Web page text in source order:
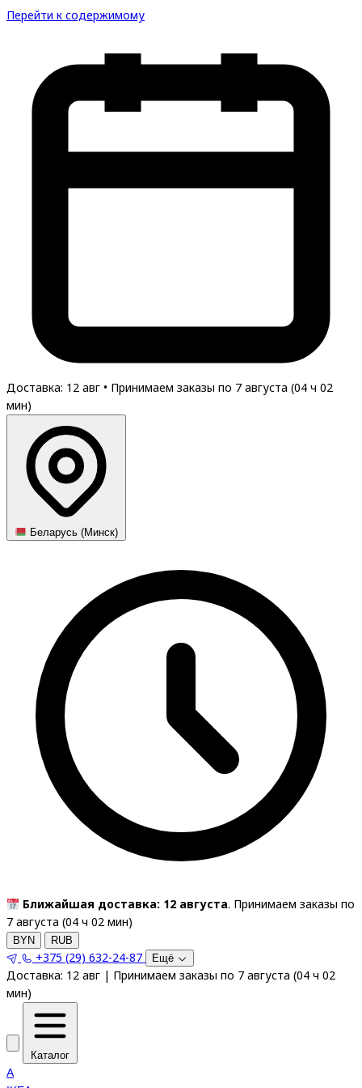
Перейти к содержимому
Доставка: 12 авг • Принимаем заказы по 7 августа (04 ч 02
мин)
Беларусь (Минск)
Ближайшая доставка: 12 августа. Принимаем заказы по
7 августа (04 ч 02 мин)
BYN RUB
+375 (29) 632-24-87 Ещё
Доставка: 12 авг | Принимаем заказы по 7 августа (04 ч 02
мин)
Каталог
A